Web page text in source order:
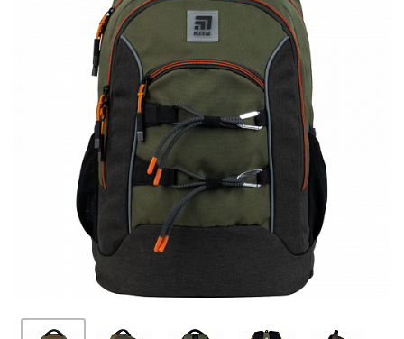
SCHOOL STANDARD
РОЗПРОДАЖ